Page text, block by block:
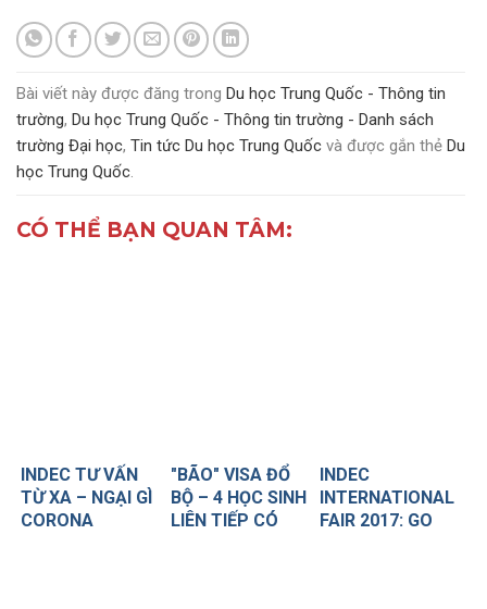
Bài viết này được đăng trong Du học Trung Quốc - Thông tin
trường, Du học Trung Quốc - Thông tin trường - Danh sách
trường Đại học, Tin tức Du học Trung Quốc và được gắn thẻ Du
học Trung Quốc.
CÓ THỂ BẠN QUAN TÂM:
INDEC TƯ VẤN
TỪ XA – NGẠI GÌ
CORONA
"BÃO" VISA ĐỔ
BỘ – 4 HỌC SINH
LIÊN TIẾP CÓ
INDEC
INTERNATIONAL
FAIR 2017: GO